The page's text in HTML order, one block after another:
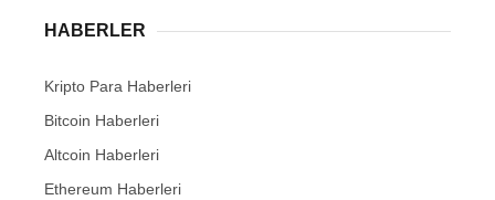
HABERLER
Kripto Para Haberleri
Bitcoin Haberleri
Altcoin Haberleri
Ethereum Haberleri